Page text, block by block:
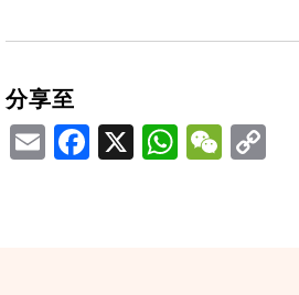
分享至
EmailFacebook
X WhatsApp
WeChat